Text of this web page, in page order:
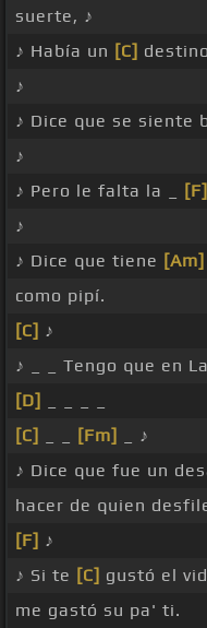
suerte, ♪
♪ Había un [C]
♪
♪ Dice que se siente
♪
♪ Pero le falta la _
[F]
♪
♪ Dice que tiene [Am]
como pipí.
[C] ♪
♪ _ _ Tengo que en
[D]
[C]
[Fm]
_ ♪
♪ Dice que fue un
hacer de quien
[F] ♪
♪ Si te [C] gustó el
me gastó su pa' ti.